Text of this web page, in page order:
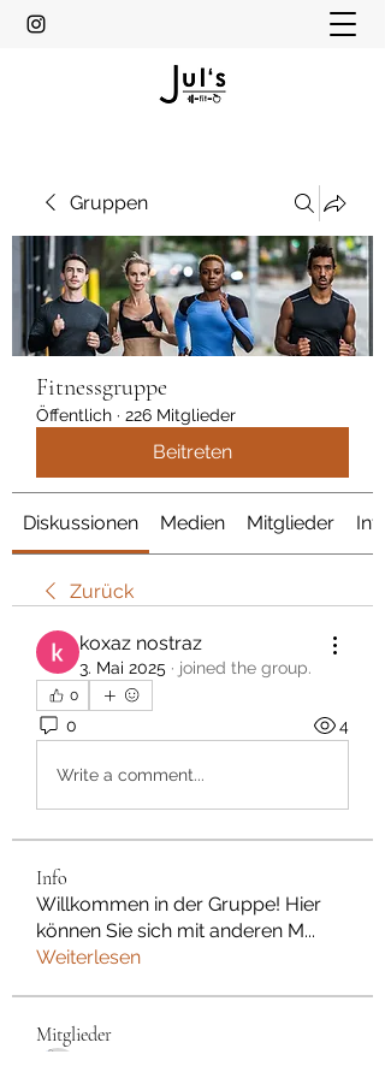
Gruppen
Fitnessgruppe
Öffentlich · 226 Mitglieder
Beitreten
Diskussionen Medien Mitglieder Info
Zurück
koxaz nostraz
3. Mai 2025 · joined the group.
0
0 4
Write a comment...
Info
Willkommen in der Gruppe! Hier
können Sie sich mit anderen M...
Weiterlesen
Mitglieder